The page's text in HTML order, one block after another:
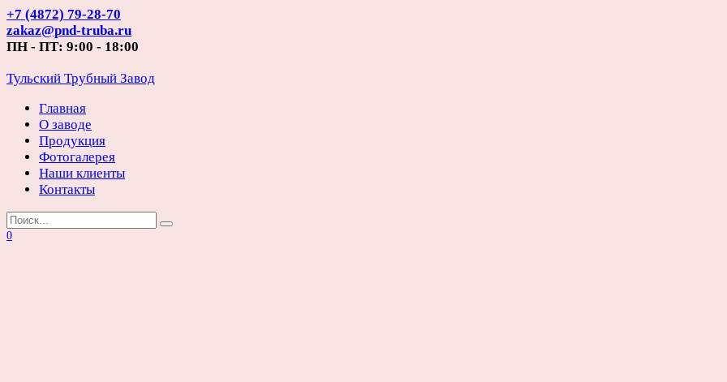
Перейти
к
содержанию
+7 (4872) 79-28-70
zakaz@pnd-truba.ru
ПН - ПТ: 9:00 - 18:00
Тульский Трубный Завод
Главная
О заводе
Продукция
Фотогалерея
Наши клиенты
Контакты
Search
for:
0